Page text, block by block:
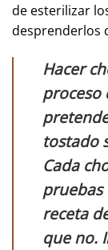
de esterilizar
desprenderlos
Hacer
proceso
tostado
Cada
pruebas
receta
que no.